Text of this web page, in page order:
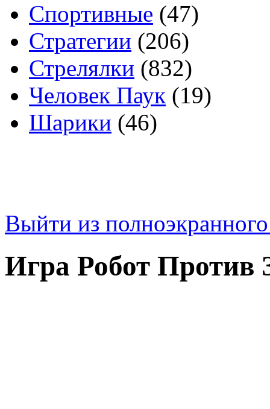
Спортивные (47)
Стратегии (206)
Стрелялки (832)
Человек Паук (19)
Шарики (46)
Выйти из
Игра Робот Против